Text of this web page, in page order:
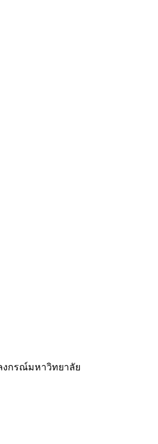
งกรณ์มหาวิทยาลัย